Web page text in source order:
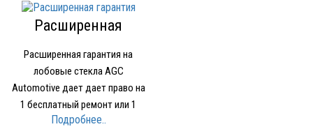
компанию и называете где и за
какую минимальную цену нашли
стекло того же производителя…
Расширенная
Расширенная гарантия на
лобовые стекла AGC
Automotive дает дает право на
1 бесплатный ремонт или 1
бесплатное лобовое стекло при
Подробнее..